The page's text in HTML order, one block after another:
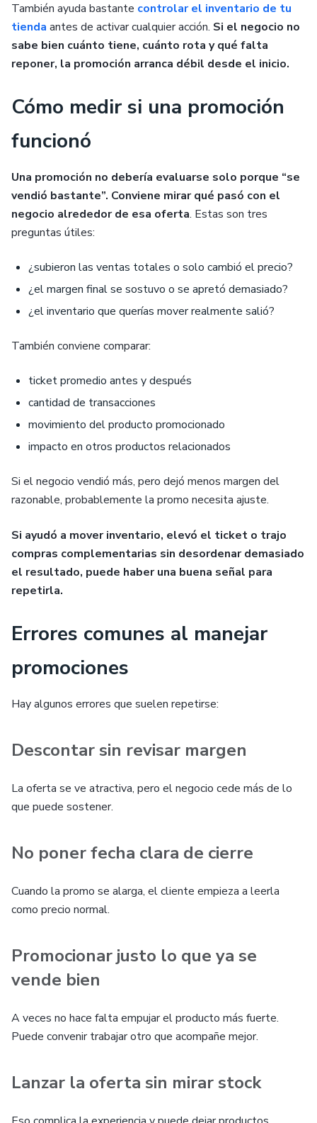
También ayuda bastante controlar el inventario de tu
tienda antes de activar cualquier acción. Si el negocio no
sabe bien cuánto tiene, cuánto rota y qué falta
reponer, la promoción arranca débil desde el inicio.
Cómo medir si una promoción
funcionó
Una promoción no debería evaluarse solo porque “se
vendió bastante”. Conviene mirar qué pasó con el
negocio alrededor de esa oferta. Estas son tres
preguntas útiles:
¿subieron las ventas totales o solo cambió el precio?
¿el margen final se sostuvo o se apretó demasiado?
¿el inventario que querías mover realmente salió?
También conviene comparar:
ticket promedio antes y después
cantidad de transacciones
movimiento del producto promocionado
impacto en otros productos relacionados
Si el negocio vendió más, pero dejó menos margen del
razonable, probablemente la promo necesita ajuste.
Si ayudó a mover inventario, elevó el ticket o trajo
compras complementarias sin desordenar demasiado
el resultado, puede haber una buena señal para
repetirla.
Errores comunes al manejar
promociones
Hay algunos errores que suelen repetirse:
Descontar sin revisar margen
La oferta se ve atractiva, pero el negocio cede más de lo
que puede sostener.
No poner fecha clara de cierre
Cuando la promo se alarga, el cliente empieza a leerla
como precio normal.
Promocionar justo lo que ya se
vende bien
A veces no hace falta empujar el producto más fuerte.
Puede convenir trabajar otro que acompañe mejor.
Lanzar la oferta sin mirar stock